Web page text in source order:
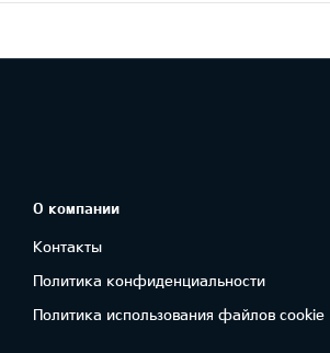
О компании
Контакты
Политика конфиденциальности
Политика использования файлов cookie